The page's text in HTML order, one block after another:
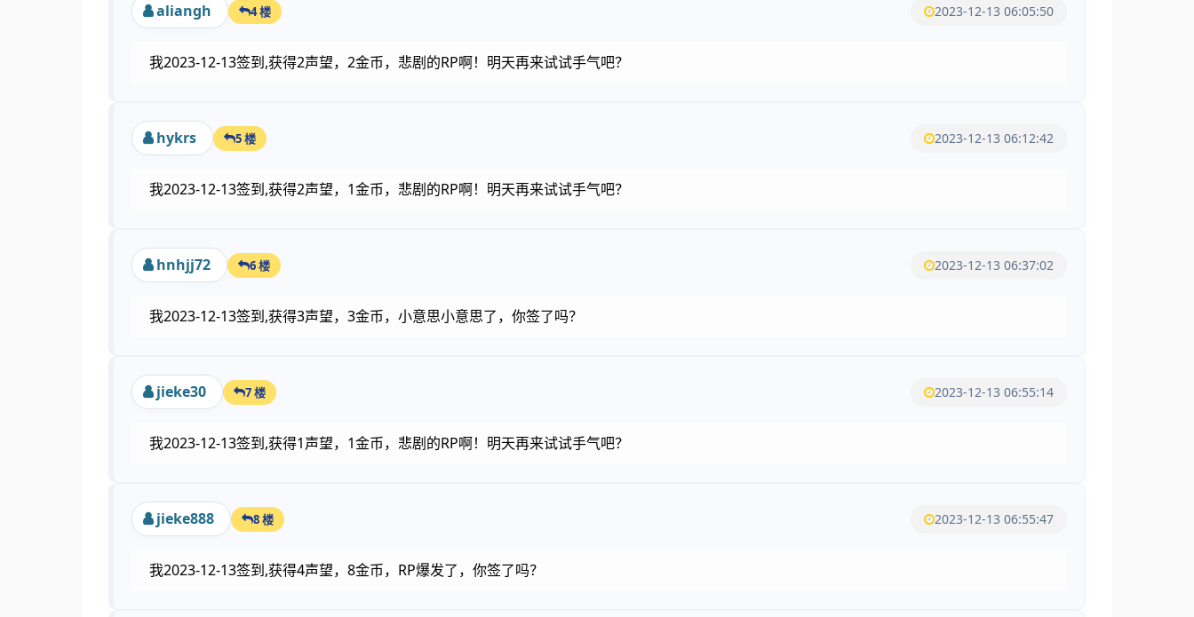
aliangh 4 楼 2023-12-13 06:05:50
我2023-12-13签到,获得2声望，2金币，悲剧的RP啊！明天再来试试手气吧？
hykrs 5 楼 2023-12-13 06:12:42
我2023-12-13签到,获得2声望，1金币，悲剧的RP啊！明天再来试试手气吧？
hnhjj72 6 楼 2023-12-13 06:37:02
我2023-12-13签到,获得3声望，3金币，小意思小意思了，你签了吗？
jieke30 7 楼 2023-12-13 06:55:14
我2023-12-13签到,获得1声望，1金币，悲剧的RP啊！明天再来试试手气吧？
jieke888 8 楼 2023-12-13 06:55:47
我2023-12-13签到,获得4声望，8金币，RP爆发了，你签了吗？